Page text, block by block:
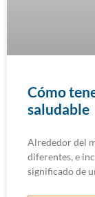
Cómo
saludable
Alrededor del
diferentes, e
significado de